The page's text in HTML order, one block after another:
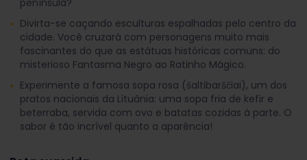
península?
Divirta-se caçando esculturas espalhadas pelo centro da
cidade. Você cruzará com personagens muito mais
fascinantes do que as estátuas históricas comuns: do
misterioso Fantasma Negro ao Ratinho Mágico.
Experimente a famosa sopa rosa (šaltibarščiai), um dos
pratos nacionais da Lituânia: uma sopa fria de kefir e
beterraba, servida com ovo e batatas cozidas à parte. O
sabor é tão incrível quanto a aparência!